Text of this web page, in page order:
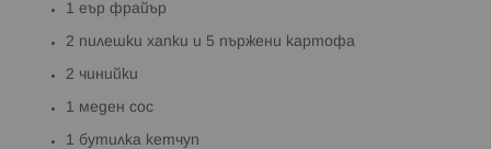
1 еър фрайър
2 пилешки хапки и 5 пържени картофа
2 чинийки
1 меден сос
1 бутилка кетчуп